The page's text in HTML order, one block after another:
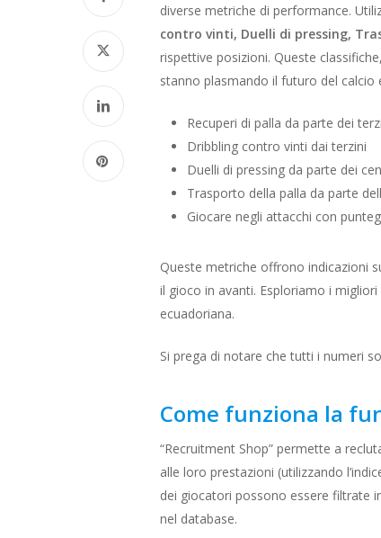
diverse metriche di performance.
contro vinti, Duelli di pressing,
rispettive posizioni. Queste
stanno plasmando il futuro del calcio
Recuperi di palla da parte dei
Dribbling contro vinti dai terzini
Duelli di pressing da parte dei
Trasporto della palla da parte
Giocare negli attacchi con
Queste metriche offrono indicazioni
il gioco in avanti. Esploriamo i
ecuadoriana.
Si prega di notare che tutti i numeri
Come funziona la
“Recruitment Shop” permette a
alle loro prestazioni (utilizzando
dei giocatori possono essere filtrate
nel database.